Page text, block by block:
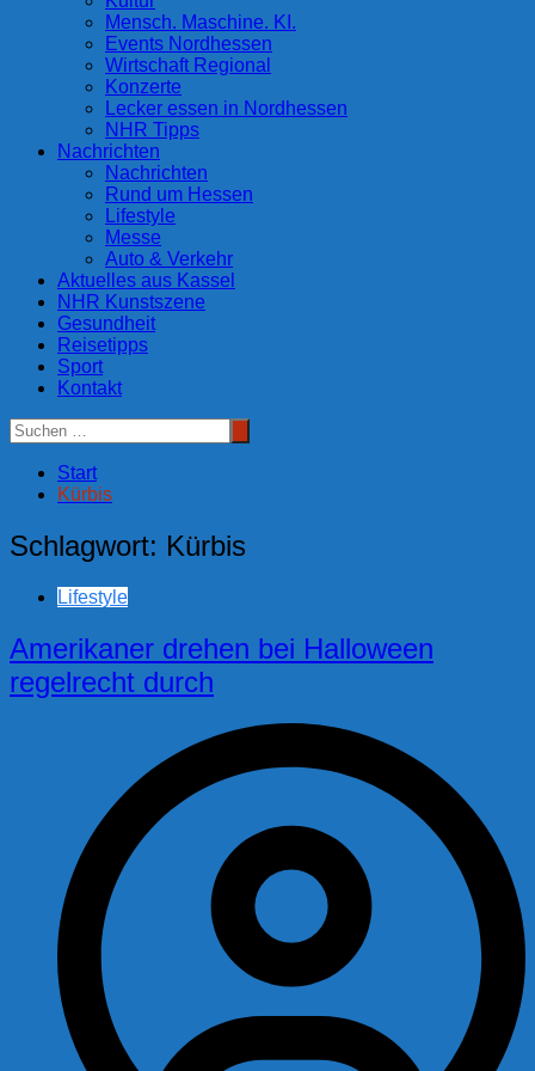
Mensch. Maschine. KI.
Events Nordhessen
Wirtschaft Regional
Konzerte
Lecker essen in Nordhessen
NHR Tipps
Nachrichten
Nachrichten
Rund um Hessen
Lifestyle
Messe
Auto & Verkehr
Aktuelles aus Kassel
NHR Kunstszene
Gesundheit
Reisetipps
Sport
Kontakt
Start
Kürbis
Schlagwort: Kürbis
Lifestyle
Amerikaner drehen bei Halloween
regelrecht durch